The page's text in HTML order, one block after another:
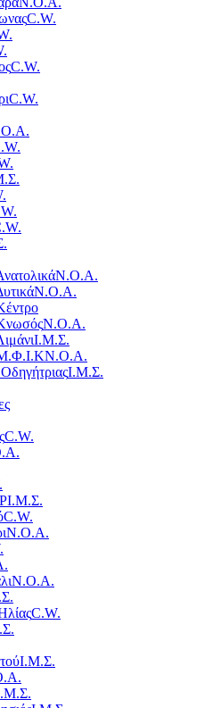
C.W.
C.W.
C.W.
Ν.Ο.Α.
Ν.Ο.Α.
Ν.Ο.Α.
Ι.Μ.Σ.
Ν.Ο.Α.
Ι.Μ.Σ.
C.W.
Ι.Μ.Σ.
C.W.
Ν.Ο.Α.
Ν.Ο.Α.
C.W.
Ι.Μ.Σ.